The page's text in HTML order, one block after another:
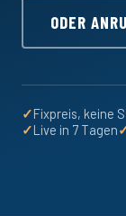
ODER
✓Fixpreis, keine
✓Live in 7 Tagen